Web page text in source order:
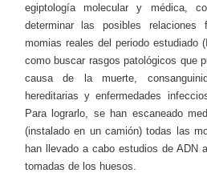
egiptología molecular y médica,
determinar las posibles relaciones
momias reales del periodo estudiado
como buscar rasgos patológicos que
causa de la muerte,
hereditarias y enfermedades
Para lograrlo, se han escaneado
(instalado en un camión) todas las
han llevado a cabo estudios de ADN
tomadas de los huesos.